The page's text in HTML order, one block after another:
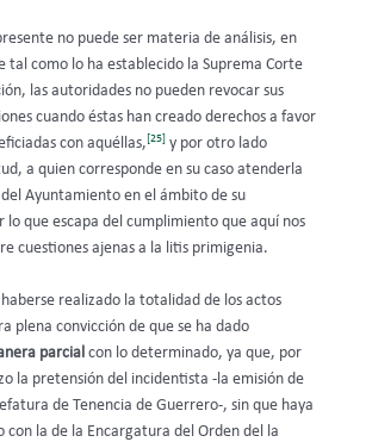
no puede ser materia de análisis, en
tal como lo ha establecido la Suprema Corte
las autoridades no pueden revocar sus
cuando éstas han creado derechos a favor
con aquéllas,[25] y por otro lado
a quien corresponde en su caso atenderla
Ayuntamiento en el ámbito de su
lo que escapa del cumplimiento que aquí nos
cuestiones ajenas a la litis primigenia.
haberse realizado la totalidad de los actos
plena convicción de que se ha dado
parcial con lo determinado, ya que, por
la pretensión del incidentista -la emisión de
de Tenencia de Guerrero-, sin que haya
con la de la Encargatura del Orden del la